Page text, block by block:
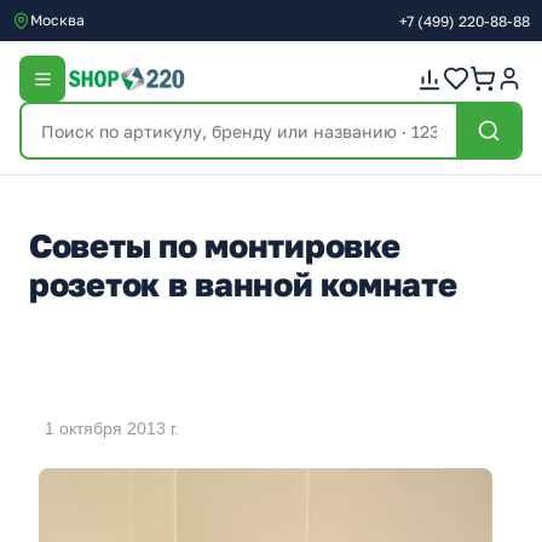
Москва +7 (499) 220-88-88
Советы по монтировке
розеток в ванной комнате
1 октября 2013 г.